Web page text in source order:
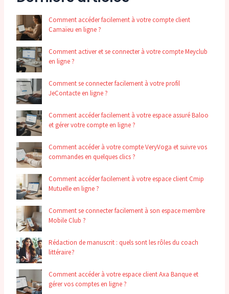
Comment accéder facilement à votre compte client
Camaïeu en ligne ?
Comment activer et se connecter à votre compte Meyclub
en ligne ?
Comment se connecter facilement à votre profil
JeContacte en ligne ?
Comment accéder facilement à votre espace assuré Baloo
et gérer votre compte en ligne ?
Comment accéder à votre compte VeryVoga et suivre vos
commandes en quelques clics ?
Comment accéder facilement à votre espace client Cmip
Mutuelle en ligne ?
Comment se connecter facilement à son espace membre
Mobile Club ?
Rédaction de manuscrit : quels sont les rôles du coach
littéraire ?
Comment accéder à votre espace client Axa Banque et
gérer vos comptes en ligne ?